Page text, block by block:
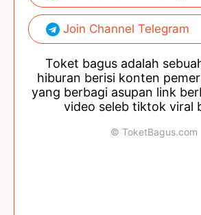
Join Channel Telegram
Toket bagus adalah
hiburan berisi konten
yang berbagi asupan link
video seleb tiktok viral
© ToketBagus.com